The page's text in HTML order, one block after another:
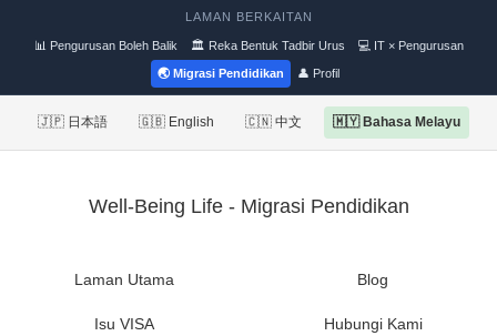
LAMAN BERKAITAN
📊 Pengurusan Boleh Balik 🏛 Reka Bentuk Tadbir Urus 💻 IT × Pengurusan
🌏 Migrasi Pendidikan 👤 Profil
🇯🇵 日本語 🇬🇧 English 🇨🇳 中文 🇲🇾 Bahasa Melayu
Well-Being Life - Migrasi Pendidikan
Laman Utama Blog
Isu VISA Hubungi Kami